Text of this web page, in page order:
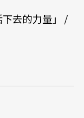
去的力量」 /